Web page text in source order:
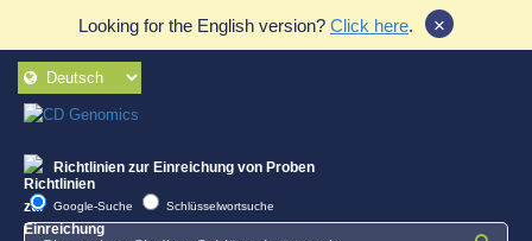
Looking for the English version? Click here. ×
Richtlinien zur Einreichung von Proben
Google-Suche Schlüsselwortsuche